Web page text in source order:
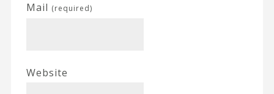
Mail (required)
Website